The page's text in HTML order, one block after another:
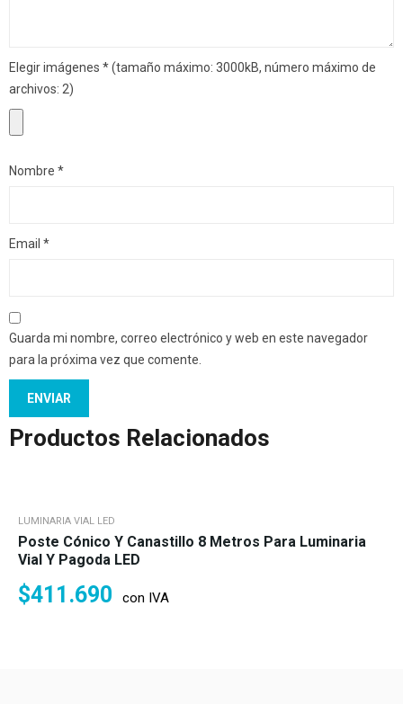
Elegir imágenes *(tamaño máximo: 3000kB, número máximo de
archivos: 2)
Nombre *
Email *
Guarda mi nombre, correo electrónico y web en este navegador
para la próxima vez que comente.
Productos Relacionados
LUMINARIA VIAL LED
Poste Cónico Y Canastillo 8 Metros Para Luminaria
Vial Y Pagoda LED
$411.690 con IVA